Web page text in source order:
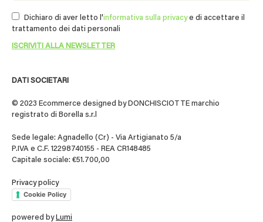
DATI SOCIETARI
© 2023 Ecommerce designed by DONCHISCIOTTE marchio
registrato di Borella s.r.l
Sede legale: Agnadello (Cr) - Via Artigianato 5/a
P.IVA e C.F. 12298740155 - REA CR148485
Capitale sociale: €51.700,00
Privacy policy
Cookie Policy
powered by Lumi
Dichiaro di aver letto l'informativa sulla privacye di accettare il
trattamento dei dati personali